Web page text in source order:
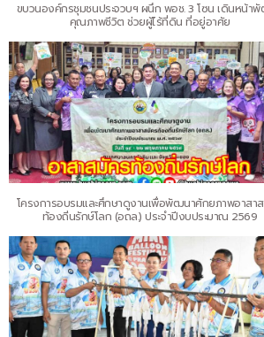
ขบวนองค์กรชุมชนประจวบฯ ผนึก พอช. 3 โซน เดินหน้า
คุณภาพชีวิต ช่วยผู้ไร้ที่ดิน ที่อยู่อาศัย
โครงการอบรมและศึกษาดูงานเพื่อพัฒนาศักยภาพอาสา
ท้องถิ่นรักษ์โลก (อถล.) ประจำปีงบประมาณ 2569